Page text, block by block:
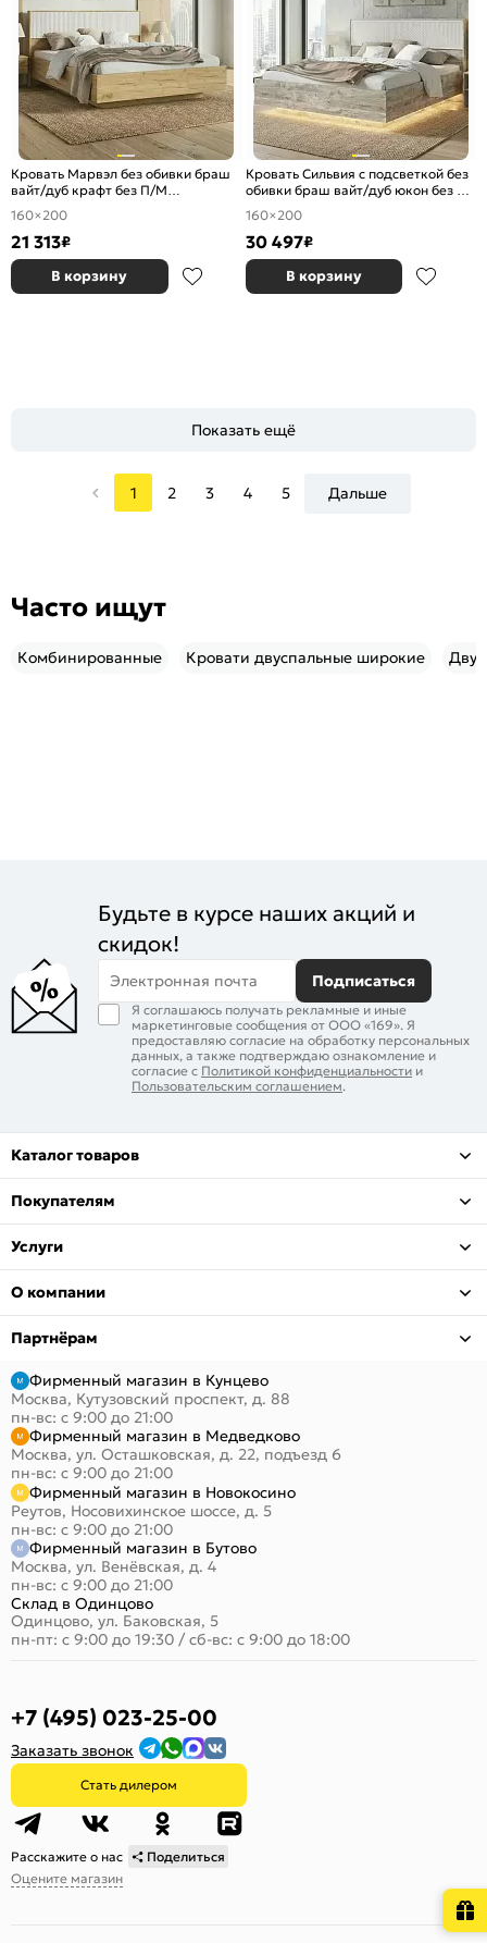
Кровать Марвэл без обивки браш
вайт/дуб крафт без П/М
1600x2000, ортопедическое
основание, изголовье жесткое
160×200
21 313₽
В корзину
Кровать Сильвия с подсветкой без
обивки браш вайт/дуб юкон без П/
М 1600x2000, ортопедическое
основание, изголовье жесткое
160×200
30 497₽
В корзину
Показать ещё
1 2 3 4 5 Дальше
Часто ищут
Комбинированные Кровати двуспальные широкие
Будьте в курсе наших акций и
скидок!
Электронная почта Подписаться
Я соглашаюсь получать рекламные и иные
маркетинговые сообщения от ООО «169». Я
предоставляю согласие на обработку персональных
данных, а также подтверждаю ознакомление и
согласие с Политикой конфиденциальности и
Пользовательским соглашением.
Каталог товаров
Покупателям
Услуги
О компании
Партнёрам
Фирменный магазин в Кунцево
Москва, Кутузовский проспект, д. 88
пн-вс: с 9:00 до 21:00
Фирменный магазин в Медведково
Москва, ул. Осташковская, д. 22, подъезд 6
пн-вс: с 9:00 до 21:00
Фирменный магазин в Новокосино
Реутов, Носовихинское шоссе, д. 5
пн-вс: с 9:00 до 21:00
Фирменный магазин в Бутово
Москва, ул. Венёвская, д. 4
пн-вс: с 9:00 до 21:00
Склад в Одинцово
Одинцово, ул. Баковская, 5
пн-пт: с 9:00 до 19:30 / сб-вс: с 9:00 до 18:00
+7 (495) 023-25-00
Заказать звонок
Стать дилером
Расскажите о нас
Поделиться
Оцените магазин